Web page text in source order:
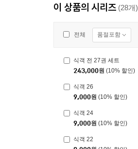
이 상품의 시리즈 (28개)
전체 품절포함
식객 전 27권 세트
243,000원 (10% 할인)
식객 26
9,000원 (10% 할인)
식객 24
9,000원 (10% 할인)
식객 22